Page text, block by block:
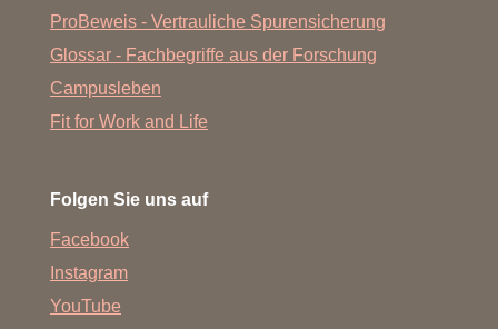
ProBeweis - Vertrauliche Spurensicherung
Glossar - Fachbegriffe aus der Forschung
Campusleben
Fit for Work and Life
Folgen Sie uns auf
Facebook
Instagram
YouTube